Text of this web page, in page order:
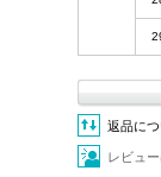
返品に
レビュ